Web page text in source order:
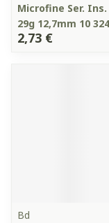
Microfine Ser. Ins.
29g 12,7mm 10
2,73 €
Bd